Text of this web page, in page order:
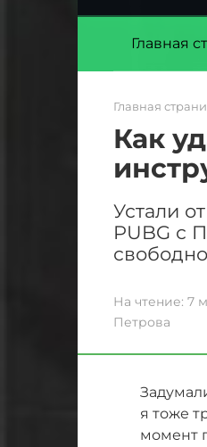
Главная
Главная
Как
Устали
PUBG с
На чтение: 7
Петрова
я тоже
момент